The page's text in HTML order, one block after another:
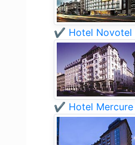
✔️ Hotel Novotel
✔️ Hotel Mercure